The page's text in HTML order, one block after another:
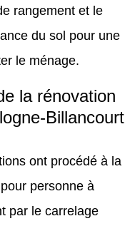
rangement et le
du sol pour une
le ménage.
la rénovation
Billancourt
ont procédé à la
personne à
par le carrelage